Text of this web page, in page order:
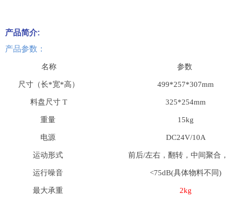
产品简介:
产品参数：
名称 参数
尺寸（长*宽*高） 499*257*307mm
料盘尺寸 T 325*254mm
重量 15kg
电源 DC24V/10A
运动形式 前后/左右，翻转，中间聚合
运行噪音 <75dB(具体物料不同)
最大承重 2kg